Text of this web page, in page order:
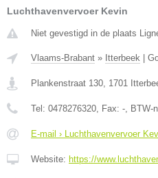
Luchthavenvervoer Kevin
Niet gevestigd in de plaats
Vlaams-Brabant » Itterbeek
Plankenstraat 130, 1701
Tel: 0478276320, Fax: -, BTW-
E-mail › Luchthavenvervoer
Website: https://